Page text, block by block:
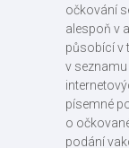
očkování
alespoň v
působící v
v
písemné
o
podání